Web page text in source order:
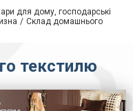
для дому, господарські
Склад домашнього
текстилю